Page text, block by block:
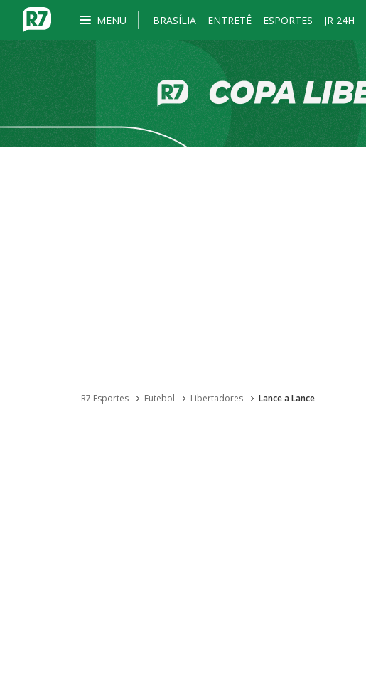
MENU BRASÍLIA ENTRETÊ ESPORTES JR 24H
R7 Esportes Futebol Libertadores Lance a Lance